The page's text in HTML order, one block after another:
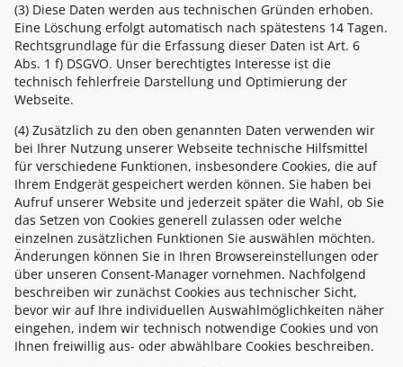
(3) Diese Daten werden aus technischen Gründen erhoben.
Eine Löschung erfolgt automatisch nach spätestens 14 Tagen.
Rechtsgrundlage für die Erfassung dieser Daten ist Art. 6
Abs. 1 f) DSGVO. Unser berechtigtes Interesse ist die
technisch fehlerfreie Darstellung und Optimierung der
Webseite.
(4) Zusätzlich zu den oben genannten Daten verwenden wir
bei Ihrer Nutzung unserer Webseite technische Hilfsmittel
für verschiedene Funktionen, insbesondere Cookies, die auf
Ihrem Endgerät gespeichert werden können. Sie haben bei
Aufruf unserer Website und jederzeit später die Wahl, ob Sie
das Setzen von Cookies generell zulassen oder welche
einzelnen zusätzlichen Funktionen Sie auswählen möchten.
Änderungen können Sie in Ihren Browsereinstellungen oder
über unseren Consent-Manager vornehmen. Nachfolgend
beschreiben wir zunächst Cookies aus technischer Sicht,
bevor wir auf Ihre individuellen Auswahlmöglichkeiten näher
eingehen, indem wir technisch notwendige Cookies und von
Ihnen freiwillig aus- oder abwählbare Cookies beschreiben.